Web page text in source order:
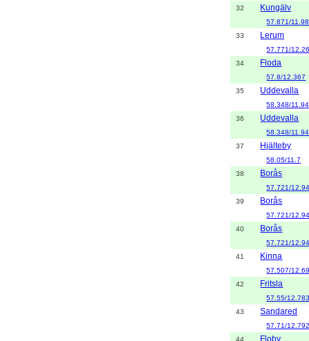
32
Kungälv
57.871/
33
Lerum
57.771/
34
Floda
57.8/12.367
35
Uddevalla
58.348/
36
Uddevalla
58.348/
37
Hjälteby
58.05/11.7
38
Borås
57.721/
39
Borås
57.721/
40
Borås
57.721/
41
Kinna
57.507/
42
Fritsla
57.55/
43
Sandared
57.71/
44
Floby